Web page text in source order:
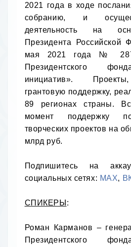
2021 года в ходе
собранию, и
деятельность на
Президента Российской
мая 2021 года №
Президентского
инициатив».
грантовую поддержку,
89 регионах страны.
момент поддержку
творческих проектов на
млрд руб.
Подпишитесь на
социальных сетях: MAX,
СПИКЕРЫ :
Роман Карманов –
Президентского